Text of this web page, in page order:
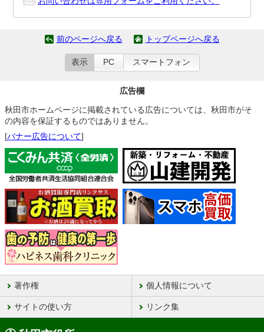
前のページへ戻る トップページへ戻る
表示 PC スマートフォン
広告欄
秋田市ホームページに掲載されている広告については、秋田市がそ
の内容を保証するものではありません。
[バナー広告について]
著作権 個人情報について
サイトの使い方 リンク集